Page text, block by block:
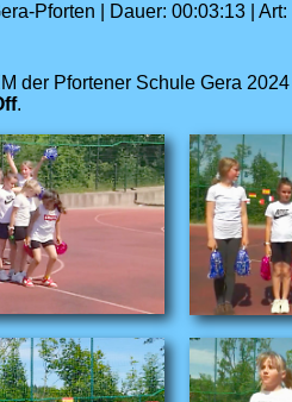
Pforten | Dauer: 00:03:13 |
der Pfortener Schule Gera
.